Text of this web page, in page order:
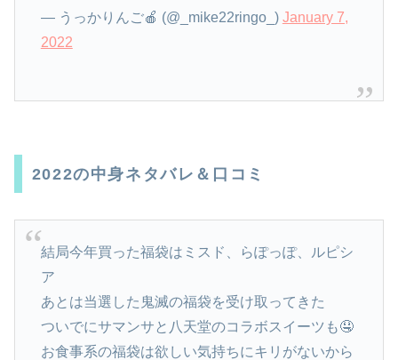
— うっかりんご🍎 (@_mike22ringo_) January 7,
2022
2022の中身ネタバレ＆口コミ
結局今年買った福袋はミスド、らぽっぽ、ルピシ
ア
あとは当選した鬼滅の福袋を受け取ってきた
ついでにサマンサと八天堂のコラボスイーツも🤤
お食事系の福袋は欲しい気持ちにキリがないから